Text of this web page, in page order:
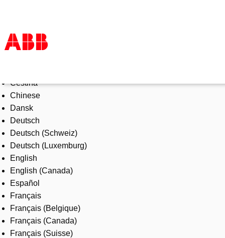
Products & Solutions
Industries
Services
About us
Where to buy
Contact us
Careers
Čeština
Chinese
Dansk
Deutsch
Deutsch (Schweiz)
Deutsch (Luxemburg)
English
English (Canada)
Español
Français
Français (Belgique)
Français (Canada)
Français (Suisse)